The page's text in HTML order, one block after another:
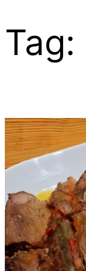
Tag: